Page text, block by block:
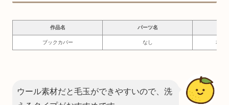
作品名 パーツ名
ブックカバー なし 本に
ウール素材だと毛玉ができやすいので、洗